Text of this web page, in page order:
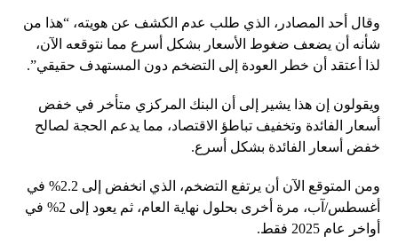
وقال أحد المصادر، الذي طلب عدم الكشف عن هويته، “هذا من
شأنه أن يضعف ضغوط الأسعار بشكل أسرع مما نتوقعه الآن،
لذا أعتقد أن خطر العودة إلى التضخم دون المستهدف حقيقي”.
ويقولون إن هذا يشير إلى أن البنك المركزي متأخر في خفض
أسعار الفائدة وتخفيف تباطؤ الاقتصاد، مما يدعم الحجة لصالح
خفض أسعار الفائدة بشكل أسرع.
ومن المتوقع الآن أن يرتفع التضخم، الذي انخفض إلى 2.2% في
أغسطس/آب، مرة أخرى بحلول نهاية العام، ثم يعود إلى 2% في
أواخر عام 2025 فقط.